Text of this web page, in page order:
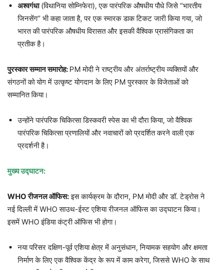
अश्वगंधा(विथानिया सोम्निफेरा), एक पारंपरिक औषधीय पौधे जिसे “भारतीय
जिनसेंग” भी कहा जाता है, पर एक स्मारक डाक टिकट जारी किया गया, जो
भारत की पारंपरिक औषधीय विरासत और इसकी वैश्विक प्रासंगिकता का
प्रतीक है।
पुरस्कार सम्मान समारोह: PM मोदी ने राष्ट्रीय और अंतर्राष्ट्रीय व्यक्तियों और
संगठनों को योग में उत्कृष्ट योगदान के लिए PM पुरस्कार के विजेताओं को
सम्मानित किया।
उन्होंने पारंपरिक चिकित्सा डिस्कवरी स्पेस का भी दौरा किया, जो वैश्विक
पारंपरिक चिकित्सा प्रणालियों और नवाचारों को प्रदर्शित करने वाली एक
प्रदर्शनी है।
मुख्य उद्घाटन:
WHOरीजनल ऑफिस:इस कार्यक्रम के दौरान, PM मोदी और डॉ. टेड्रोस ने
नई दिल्ली में WHO साउथ-ईस्ट एशिया रीजनल ऑफिस का उद्घाटन किया।
इसमें WHO इंडिया कंट्री ऑफिस भी होगा।
नया परिसर दक्षिण-पूर्व एशिया क्षेत्र में अनुसंधान, नियामक सहयोग और क्षमता
निर्माण के लिए एक वैश्विक केंद्र के रूप में काम करेगा, जिससे WHO के साथ